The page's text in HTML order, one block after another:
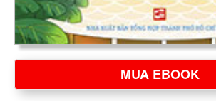
MUA EBOOK